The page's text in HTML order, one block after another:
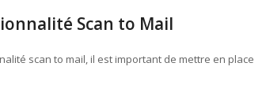
Scan to Mail
scan to mail, il est important de mettre en place